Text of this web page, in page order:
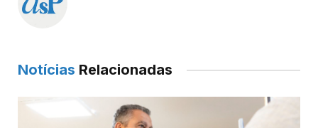
Notícias Relacionadas